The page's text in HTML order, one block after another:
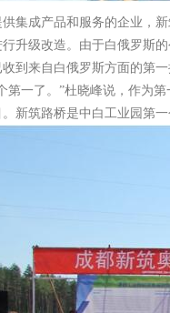
集成产品和服务的企业，
升级改造。由于白俄罗斯
到来自白俄罗斯方面的第一
第一了。”杜晓峰说，作为
新筑路桥是中白工业园第